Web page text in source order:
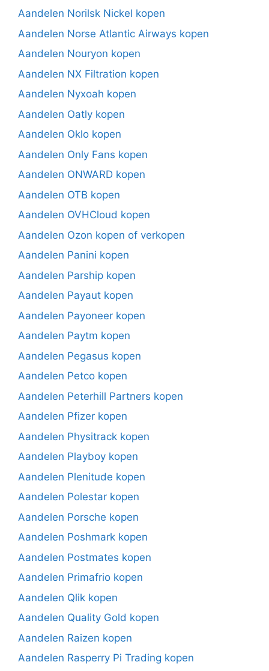
Aandelen Norilsk Nickel kopen
Aandelen Norse Atlantic Airways kopen
Aandelen Nouryon kopen
Aandelen NX Filtration kopen
Aandelen Nyxoah kopen
Aandelen Oatly kopen
Aandelen Oklo kopen
Aandelen Only Fans kopen
Aandelen ONWARD kopen
Aandelen OTB kopen
Aandelen OVHCloud kopen
Aandelen Ozon kopen of verkopen
Aandelen Panini kopen
Aandelen Parship kopen
Aandelen Payaut kopen
Aandelen Payoneer kopen
Aandelen Paytm kopen
Aandelen Pegasus kopen
Aandelen Petco kopen
Aandelen Peterhill Partners kopen
Aandelen Pfizer kopen
Aandelen Physitrack kopen
Aandelen Playboy kopen
Aandelen Plenitude kopen
Aandelen Polestar kopen
Aandelen Porsche kopen
Aandelen Poshmark kopen
Aandelen Postmates kopen
Aandelen Primafrio kopen
Aandelen Qlik kopen
Aandelen Quality Gold kopen
Aandelen Raizen kopen
Aandelen Rasperry Pi Trading kopen